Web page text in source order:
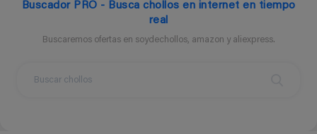
Buscador PRO - Busca chollos en internet en tiempo
real
Buscaremos ofertas en soydechollos, amazon y aliexpress.